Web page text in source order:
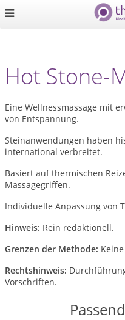
Hot Stone-
Eine Wellnessmassage mit
von Entspannung.
Steinanwendungen haben
international verbreitet.
Basiert auf thermischen
Massagegriffen.
Individuelle Anpassung von
Hinweis: Rein redaktionell.
Grenzen der Methode:
Rechtshinweis:
Vorschriften.